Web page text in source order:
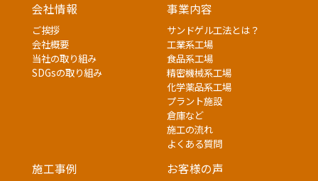
会社情報
ご挨拶
会社概要
当社の取り組み
SDGsの取り組み
事業内容
サンドゲル工法とは？
工業系工場
食品系工場
精密機械系工場
化学薬品系工場
プラント施設
倉庫など
施工の流れ
よくある質問
施工事例
お客様の声